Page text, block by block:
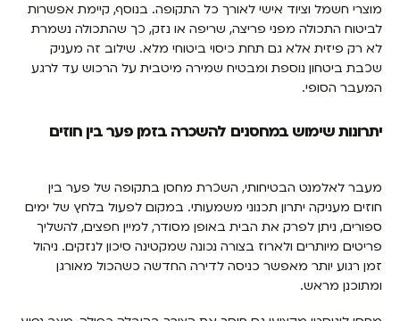
מוצרי חשמל וציוד אישי לאורך כל התקופה. בנוסף, קיימת אפשרות
לביטוח התכולה מפני פריצה, שריפה או נזק, כך שהתכולה נשמרת
לא רק פיזית אלא גם תחת כיסוי ביטוחי מלא. שילוב זה מעניק
שכבת ביטחון נוספת ומבטיח שמירה מיטבית על הרכוש עד לרגע
המעבר הסופי.
יתרונות שימוש במחסנים להשכרה בזמן פער בין חוזים
מעבר לאלמנט הבטיחותי, השכרת מחסן בתקופה של פער בין
חוזים מעניקה יתרון תכנוני משמעותי. במקום לפעול בלחץ של ימים
ספורים, ניתן לפרק את הבית באופן מסודר, למיין חפצים, להשליך
פריטים מיותרים ולארוז בצורה נכונה שמקטינה סיכון לנזקים. ניהול
זמן רגוע יותר מאפשר כניסה לדירה החדשה כשהכול מאורגן
ומתוכנן מראש.